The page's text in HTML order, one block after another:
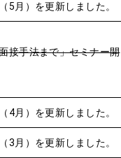
5月）を更新しました。
接手法まで」セミナー開
4月）を更新しました。
3月）を更新しました。